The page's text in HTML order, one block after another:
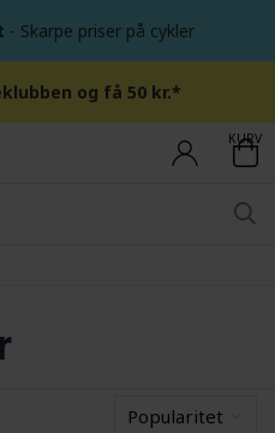
- Skarpe priser på cykler
og få 50 kr.*
KURV
Popularitet